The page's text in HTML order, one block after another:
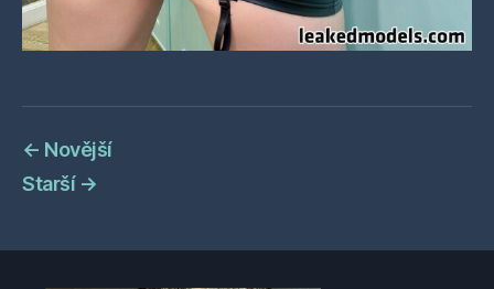
← Novější
Starší →